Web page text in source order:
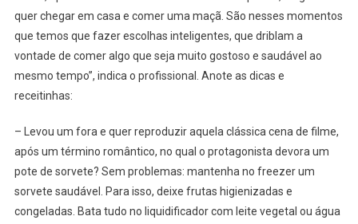
quer chegar em casa e comer uma maçã. São nesses momentos
que temos que fazer escolhas inteligentes, que driblam a
vontade de comer algo que seja muito gostoso e saudável ao
mesmo tempo”, indica o profissional. Anote as dicas e
receitinhas:
– Levou um fora e quer reproduzir aquela clássica cena de filme,
após um término romântico, no qual o protagonista devora um
pote de sorvete? Sem problemas: mantenha no freezer um
sorvete saudável. Para isso, deixe frutas higienizadas e
congeladas. Bata tudo no liquidificador com leite vegetal ou água